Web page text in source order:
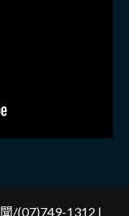
/(07)749-1312 |